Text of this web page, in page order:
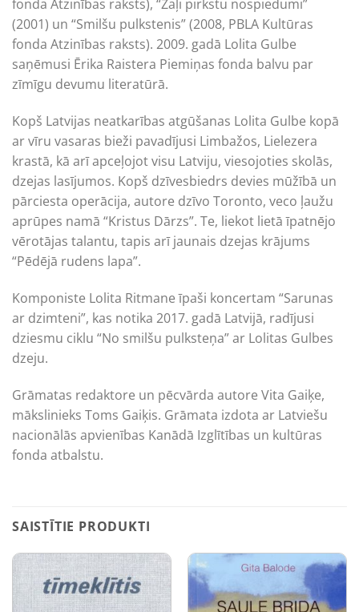
fonda Atzinības raksts), “Zaļi pirkstu nospiedumi”
(2001) un “Smilšu pulkstenis” (2008, PBLA Kultūras
fonda Atzinības raksts). 2009. gadā Lolita Gulbe
saņēmusi Ērika Raistera Piemiņas fonda balvu par
zīmīgu devumu literatūrā.
Kopš Latvijas neatkarības atgūšanas Lolita Gulbe kopā
ar vīru vasaras bieži pavadījusi Limbažos, Lielezera
krastā, kā arī apceļojot visu Latviju, viesojoties skolās,
dzejas lasījumos. Kopš dzīvesbiedrs devies mūžībā un
pārciesta operācija, autore dzīvo Toronto, veco ļaužu
aprūpes namā “Kristus Dārzs”. Te, liekot lietā īpatnējo
vērotājas talantu, tapis arī jaunais dzejas krājums
“Pēdējā rudens lapa”.
Komponiste Lolita Ritmane īpaši koncertam “Sarunas
ar dzimteni”, kas notika 2017. gadā Latvijā, radījusi
dziesmu ciklu “No smilšu pulksteņa” ar Lolitas Gulbes
dzeju.
Grāmatas redaktore un pēcvārda autore Vita Gaiķe,
mākslinieks Toms Gaiķis. Grāmata izdota ar Latviešu
nacionālās apvienības Kanādā Izglītības un kultūras
fonda atbalstu.
SAISTĪTIE PRODUKTI